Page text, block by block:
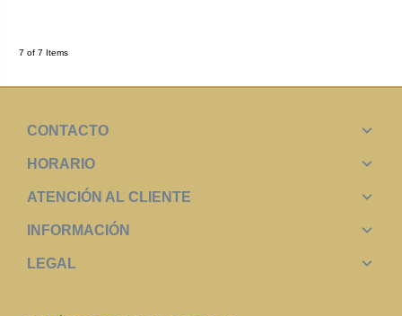
7 of 7 Items
CONTACTO
HORARIO
ATENCIÓN AL CLIENTE
INFORMACIÓN
LEGAL